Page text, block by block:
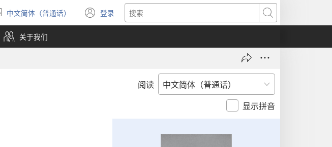
选
择
语
言
中文简体（普通话） 登录
（打
开
窗
搜
索
关于我们
阅读
显示拼音